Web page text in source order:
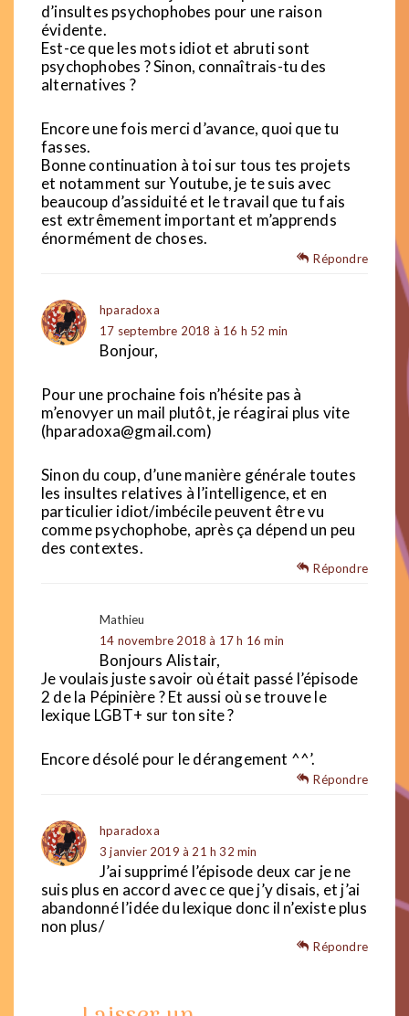
d’insultes psychophobes pour une raison
évidente.
Est-ce que les mots idiot et abruti sont
psychophobes ? Sinon, connaîtrais-tu des
alternatives ?
Encore une fois merci d’avance, quoi que tu
fasses.
Bonne continuation à toi sur tous tes projets
et notamment sur Youtube, je te suis avec
beaucoup d’assiduité et le travail que tu fais
est extrêmement important et m’apprends
énormément de choses.
Répondre
hparadoxa
17 septembre 2018 à 16 h 52 min
Bonjour,
Pour une prochaine fois n’hésite pas à
m’enovyer un mail plutôt, je réagirai plus vite
(hparadoxa@gmail.com)
Sinon du coup, d’une manière générale toutes
les insultes relatives à l’intelligence, et en
particulier idiot/imbécile peuvent être vu
comme psychophobe, après ça dépend un peu
des contextes.
Répondre
Mathieu
14 novembre 2018 à 17 h 16 min
Bonjours Alistair,
Je voulais juste savoir où était passé l’épisode
2 de la Pépinière ? Et aussi où se trouve le
lexique LGBT+ sur ton site ?
Encore désolé pour le dérangement ^^’.
Répondre
hparadoxa
3 janvier 2019 à 21 h 32 min
J’ai supprimé l’épisode deux car je ne
suis plus en accord avec ce que j’y disais, et j’ai
abandonné l’idée du lexique donc il n’existe plus
non plus/
Répondre